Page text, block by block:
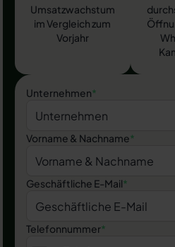
Umsatzwachstum
im Vergleich zum
Vorjahr
Unternehmen*
Vorname & Nachname*
Geschäftliche E-Mail*
Telefonnummer*